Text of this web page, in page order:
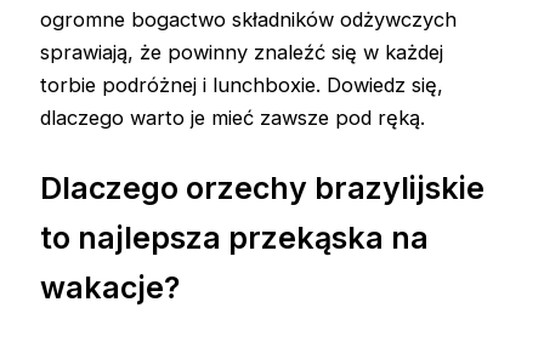
ogromne bogactwo składników odżywczych
sprawiają, że powinny znaleźć się w każdej
torbie podróżnej i lunchboxie. Dowiedz się,
dlaczego warto je mieć zawsze pod ręką.
Dlaczego orzechy brazylijskie
to najlepsza przekąska na
wakacje?